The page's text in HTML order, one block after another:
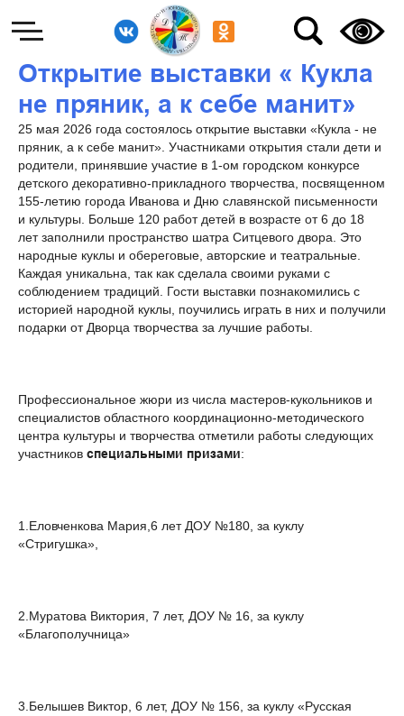
Открытие выставки « Кукла
не пряник, а к себе манит»
25 мая 2026 года состоялось открытие выставки «Кукла - не
пряник, а к себе манит». Участниками открытия стали дети и
родители, принявшие участие в 1-ом городском конкурсе
детского декоративно-прикладного творчества, посвященном
155-летию города Иванова и Дню славянской письменности
и культуры. Больше 120 работ детей в возрасте от 6 до 18
лет заполнили пространство шатра Ситцевого двора. Это
народные куклы и обереговые, авторские и театральные.
Каждая уникальна, так как сделала своими руками с
соблюдением традиций. Гости выставки познакомились с
историей народной куклы, поучились играть в них и получили
подарки от Дворца творчества за лучшие работы.
Профессиональное жюри из числа мастеров-кукольников и
специалистов областного координационно-методического
центра культуры и творчества отметили работы следующих
участников специальными призами:
1.Еловченкова Мария,6 лет ДОУ №180, за куклу
«Стригушка»,
2.Муратова Виктория, 7 лет, ДОУ № 16, за куклу
«Благополучница»
3.Белышев Виктор, 6 лет, ДОУ № 156, за куклу «Русская